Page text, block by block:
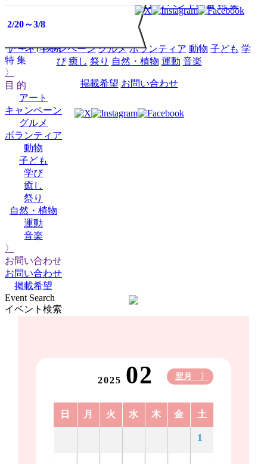
イベント
イベント検索
特 集
〉
目 的
アート
キャンペーン
グルメ
ボランティア
動物
子ども
学び
癒し
祭り
自然・植物
運動
音楽
〉
お問い合わせ
お問い合わせ
掲載希望
HOME イベントミツケタって？ イベント検索 特 集
目 的
アート キャンペーン グルメ ボランティア 動物 子ども 学
び 癒し 祭り 自然・植物 運動 音楽
掲載希望 お問い合わせ
Event Search
イベント検索
2025 02 翌月 〉
日 月 火 水 木 金 土
1
2/22
2/22
2/22
2/22
2/22
2/22
2/21,22,23
2/21～3/2
2/20～3/8